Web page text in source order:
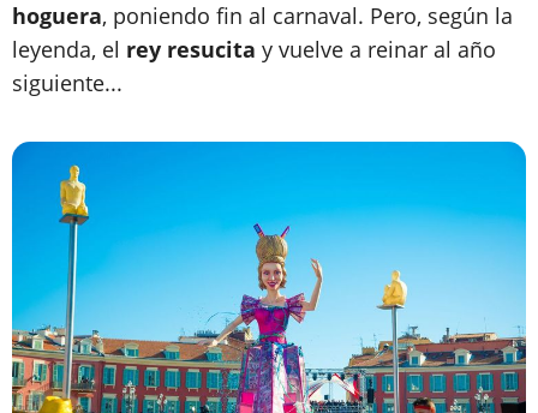
hoguera, poniendo fin al carnaval. Pero, según la
leyenda, el rey resucita y vuelve a reinar al año
siguiente...